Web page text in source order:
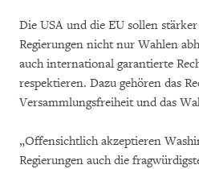
Die USA und die EU sollen
Regierungen nicht nur Wahlen
auch international garantierte
respektieren. Dazu gehören das
Versammlungsfreiheit und das
„Offensichtlich akzeptieren
Regierungen auch die